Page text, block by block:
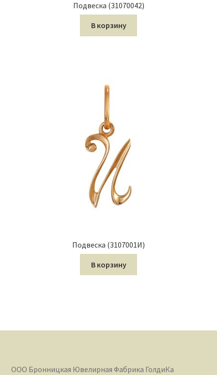
Подвеска (31070042)
В корзину
Подвеска (3107001И)
В корзину
ООО Бронницкая Ювелирная Фабрика ГолдиКа